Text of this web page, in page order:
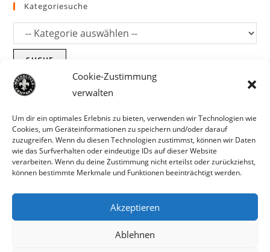
Cookie-Zustimmung
verwalten
Um dir ein optimales Erlebnis zu bieten, verwenden wir Technologien wie
Cookies, um Geräteinformationen zu speichern und/oder darauf
zuzugreifen. Wenn du diesen Technologien zustimmst, können wir Daten
wie das Surfverhalten oder eindeutige IDs auf dieser Website
verarbeiten. Wenn du deine Zustimmung nicht erteilst oder zurückziehst,
können bestimmte Merkmale und Funktionen beeinträchtigt werden.
Akzeptieren
Ablehnen
Parts für Harley Davidson, Indian und
Kategoriesuche
SUCHE